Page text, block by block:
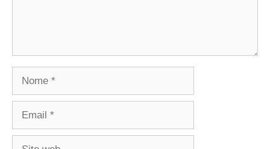
Nome
Email
Sito